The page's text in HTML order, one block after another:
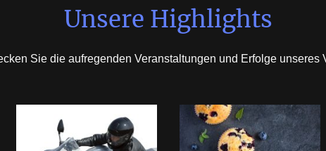
Unsere Highlights
Sie die aufregenden Veranstaltungen und Erfolge unseres